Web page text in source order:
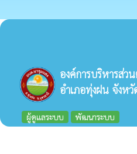
องค์การบริหารส่ว
อำเภอทุ่งฝน จังห
ผู้ดูแลระบบ พัฒนาระบบ